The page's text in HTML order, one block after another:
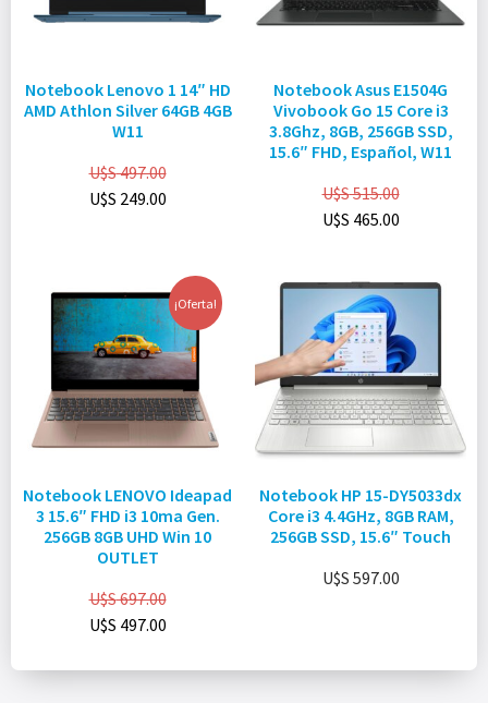
Notebook Lenovo 1 14″ HD
AMD Athlon Silver 64GB 4GB
W11
U$S497.00
U$S 249.00
Notebook Asus E1504G
Vivobook Go 15 Core i3
3.8Ghz, 8GB, 256GB SSD,
15.6″ FHD, Español, W11
U$S515.00
U$S 465.00
¡Oferta!
Notebook LENOVO Ideapad
3 15.6″ FHD i3 10ma Gen.
256GB 8GB UHD Win 10
OUTLET
U$S697.00
U$S 497.00
Notebook HP 15-DY5033dx
Core i3 4.4GHz, 8GB RAM,
256GB SSD, 15.6″ Touch
U$S 597.00